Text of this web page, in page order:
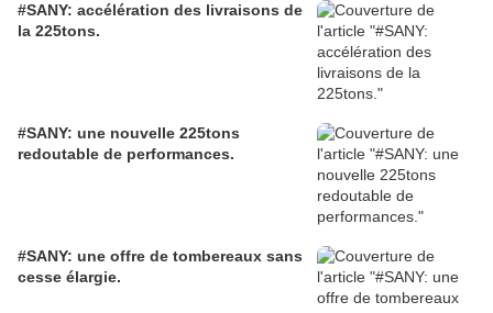
#SANY: accélération des livraisons de
la 225tons.
#SANY: une nouvelle 225tons
redoutable de performances.
#SANY: une offre de tombereaux sans
cesse élargie.